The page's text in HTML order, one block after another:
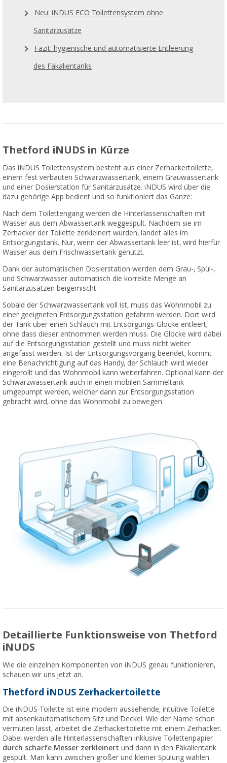
Neu: iNDUS ECO Toilettensystem ohne
Sanitärzusätze
Fazit: hygienische und automatisierte Entleerung
des Fäkalientanks
Thetford iNUDS in Kürze
Das iNDUS Toilettensystem besteht aus einer Zerhackertoilette,
einem fest verbauten Schwarzwassertank, einem Grauwassertank
und einer Dosierstation für Sanitärzusätze. iNDUS wird über die
dazu gehörige App bedient und so funktioniert das Ganze:
Nach dem Toilettengang werden die Hinterlassenschaften mit
Wasser aus dem Abwassertank weggespült. Nachdem sie im
Zerhacker der Toilette zerkleinert wurden, landet alles im
Entsorgungstank. Nur, wenn der Abwassertank leer ist, wird hierfür
Wasser aus dem Frischwassertank genutzt.
Dank der automatischen Dosierstation werden dem Grau-, Spül-,
und Schwarzwasser automatisch die korrekte Menge an
Sanitärzusätzen beigemischt.
Sobald der Schwarzwassertank voll ist, muss das Wohnmobil zu
einer geeigneten Entsorgungsstation gefahren werden. Dort wird
der Tank über einen Schlauch mit Entsorgungs-Glocke entleert,
ohne dass dieser entnommen werden muss. Die Glocke wird dabei
auf die Entsorgungsstation gestellt und muss nicht weiter
angefasst werden. Ist der Entsorgungsvorgang beendet, kommt
eine Benachrichtigung auf das Handy, der Schlauch wird wieder
eingerollt und das Wohnmobil kann weiterfahren. Optional kann der
Schwarzwassertank auch in einen mobilen Sammeltank
umgepumpt werden, welcher dann zur Entsorgungsstation
gebracht wird, ohne das Wohnmobil zu bewegen.
Detaillierte Funktionsweise von Thetford
iNUDS
Wie die einzelnen Komponenten von iNDUS genau funktionieren,
schauen wir uns jetzt an.
Thetford iNDUS Zerhackertoilette
Die iNDUS-Toilette ist eine modern aussehende, intuitive Toilette
mit absenkautomatischem Sitz und Deckel. Wie der Name schon
vermuten lässt, arbeitet die Zerhackertoilette mit einem Zerhacker.
Dabei werden alle Hinterlassenschaften inklusive Toilettenpapier
durch scharfe Messer zerkleinert und dann in den Fäkalientank
gespült. Man kann zwischen großer und kleiner Spülung wählen.